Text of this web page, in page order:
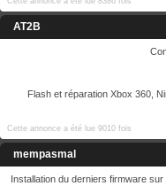
AT2B
Flash et réparation Xbox 360,
Cette annonce a été lue 9010 fois
mempasmal
Installation du derniers firmware sur